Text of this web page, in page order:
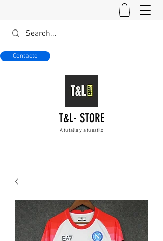
Contacto
T&L- STORE
A tu talla y a tu estilo